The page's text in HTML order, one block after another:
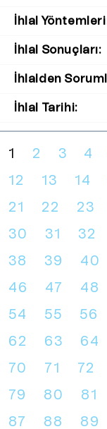
İhlal
İhlal Sonuçları:
İhlalden
İhlal Tarihi:
1 2 3 4
12
13 14
21
22 23
30
31 32
38
39 40
46
47 48
54
55 56
62
63 64
70
71 72
79
80 81
87
88 89